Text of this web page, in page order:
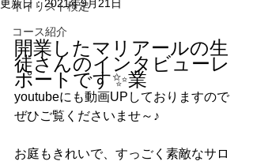
ネイリスト検定
コース紹介
更新日：2021年9月21日
開業したマリアールの生
徒さんのインタビューレ
ポートです✨業
youtubeにも動画UPしておりますので
ぜひご覧くださいませ～♪
お庭もきれいで、すっごく素敵なサロ